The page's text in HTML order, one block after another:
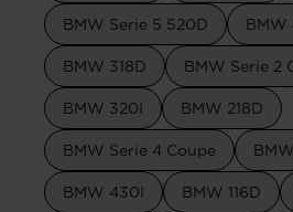
BMW Serie 5 520D BMW
BMW 318D BMW Serie 2
BMW 320I BMW 218D
BMW Serie 4 Coupe
BMW 430I BMW 116D